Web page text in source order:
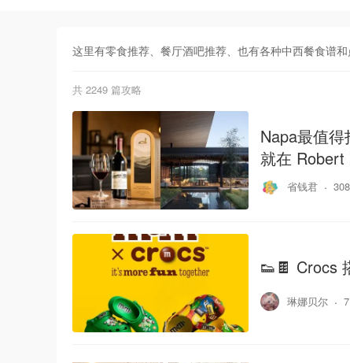
这里有零食推荐、餐厅酒吧推荐、也有各种中西餐食谱
共 2249 篇攻略
Napa最值
就在 Robert
省钱君
👟🍫 Crocs
琳娜贝尔